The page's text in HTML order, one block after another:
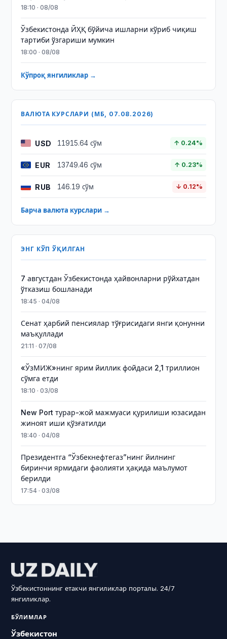
18:10 · 08/08
Ўзбекистонда ЙҲҚ бўйича ишларни кўриб чиқиш
тартиби ўзгариши мумкин
18:00 · 08/08
Кўпроқ янгиликлар →
ВАЛЮТА КУРСЛАРИ (МБ, 07.08.2026)
USD 11915.64 сўм ↑ 0.24%
EUR 13749.46 сўм ↑ 0.23%
RUB 146.19 сўм ↓ 0.12%
Барча валюта курслари →
ЭНГ КЎП ЎҚИЛГАН
7 августдан Ўзбекистонда ҳайвонларни рўйхатдан
ўтказиш бошланади
18:45 · 04/08
Сенат ҳарбий пенсиялар тўғрисидаги янги қонунни
маъқуллади
21:11 · 07/08
«ЎзМИЖ»нинг ярим йиллик фойдаси 2,1 триллион
сўмга етди
18:10 · 03/08
New Port турар-жой мажмуаси қурилиши юзасидан
жиноят иши қўзғатилди
18:40 · 04/08
Президентга “Ўзбекнефтегаз”нинг йилнинг
биринчи ярмидаги фаолияти ҳақида маълумот
берилди
17:54 · 03/08
Ўзбекистоннинг етакчи янгиликлар порталы. 24/7
янгиликлар.
БЎЛИМЛАР
Ўзбекистон